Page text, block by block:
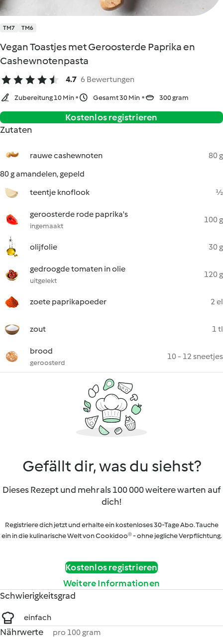
TM7 TM6
Vegan Toastjes met Geroosterde Paprika en
Cashewnotenpasta
4.7 6 Bewertungen
Zubereitung 10 Min Gesamt 30 Min 300 gram
Kostenlos registrieren
Zutaten
rauwe cashewnoten
80 g
80 g amandelen, gepeld
teentje knoflook
½
geroosterde rode paprika's
ingemaakt
100 g
olijfolie 30 g
gedroogde tomaten in olie
uitgelekt
120 g
zoete paprikapoeder 2 el
zout 1 tl
brood
geroosterd
10 - 12 sneetjes
Gefällt dir, was du siehst?
Dieses Rezept und mehr als 100 000 weitere warten auf
dich!
Registriere dich jetzt und erhalte ein kostenloses 30-Tage Abo. Tauche
ein in die kulinarische Welt von Cookidoo® - ohne jegliche Verpflichtung.
Kostenlos registrieren
Weitere Informationen
Schwierigkeitsgrad
einfach
Nährwerte pro 100 gram